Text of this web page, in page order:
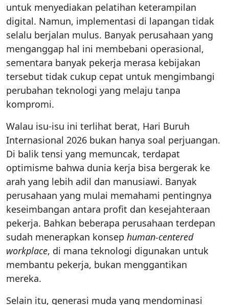
untuk menyediakan pelatihan keterampilan
digital. Namun, implementasi di lapangan tidak
selalu berjalan mulus. Banyak perusahaan yang
menganggap hal ini membebani operasional,
sementara banyak pekerja merasa kebijakan
tersebut tidak cukup cepat untuk mengimbangi
perubahan teknologi yang melaju tanpa
kompromi.
Walau isu-isu ini terlihat berat, Hari Buruh
Internasional 2026 bukan hanya soal perjuangan.
Di balik tensi yang memuncak, terdapat
optimisme bahwa dunia kerja bisa bergerak ke
arah yang lebih adil dan manusiawi. Banyak
perusahaan yang mulai memahami pentingnya
keseimbangan antara profit dan kesejahteraan
pekerja. Bahkan beberapa perusahaan terdepan
sudah menerapkan konsep human-centered
workplace, di mana teknologi digunakan untuk
membantu pekerja, bukan menggantikan
mereka.
Selain itu, generasi muda yang mendominasi